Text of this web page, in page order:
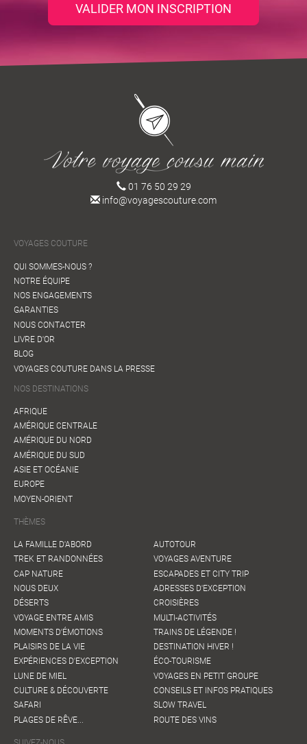
VALIDER MON INSCRIPTION
01 76 50 29 29
info@voyagescouture.com
VOYAGES COUTURE
QUI SOMMES-NOUS ?
NOTRE ÉQUIPE
NOS ENGAGEMENTS
GARANTIES
NOUS CONTACTER
LIVRE D'OR
BLOG
VOYAGES COUTURE DANS LA PRESSE
NOS DESTINATIONS
AFRIQUE
AMÉRIQUE CENTRALE
AMÉRIQUE DU NORD
AMÉRIQUE DU SUD
ASIE ET OCÉANIE
EUROPE
MOYEN-ORIENT
THÈMES
LA FAMILLE D'ABORD
TREK ET RANDONNÉES
CAP NATURE
NOUS DEUX
DÉSERTS
VOYAGE ENTRE AMIS
MOMENTS D'ÉMOTIONS
PLAISIRS DE LA VIE
EXPÉRIENCES D'EXCEPTION
LUNE DE MIEL
CULTURE & DÉCOUVERTE
SAFARI
PLAGES DE RÊVE...
AUTOTOUR
VOYAGES AVENTURE
ESCAPADES ET CITY TRIP
ADRESSES D'EXCEPTION
CROISIÈRES
MULTI-ACTIVITÉS
TRAINS DE LÉGENDE !
DESTINATION HIVER !
ÉCO-TOURISME
VOYAGES EN PETIT GROUPE
CONSEILS ET INFOS PRATIQUES
SLOW TRAVEL
ROUTE DES VINS